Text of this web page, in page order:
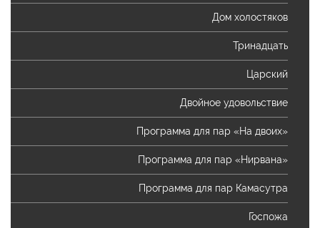
Дом холостяков
Тринадцать
Царский
Двойное удовольствие
Программа для пар «На двоих»
Программа для пар «Нирвана»
Программа для пар Камасутра
Госпожа